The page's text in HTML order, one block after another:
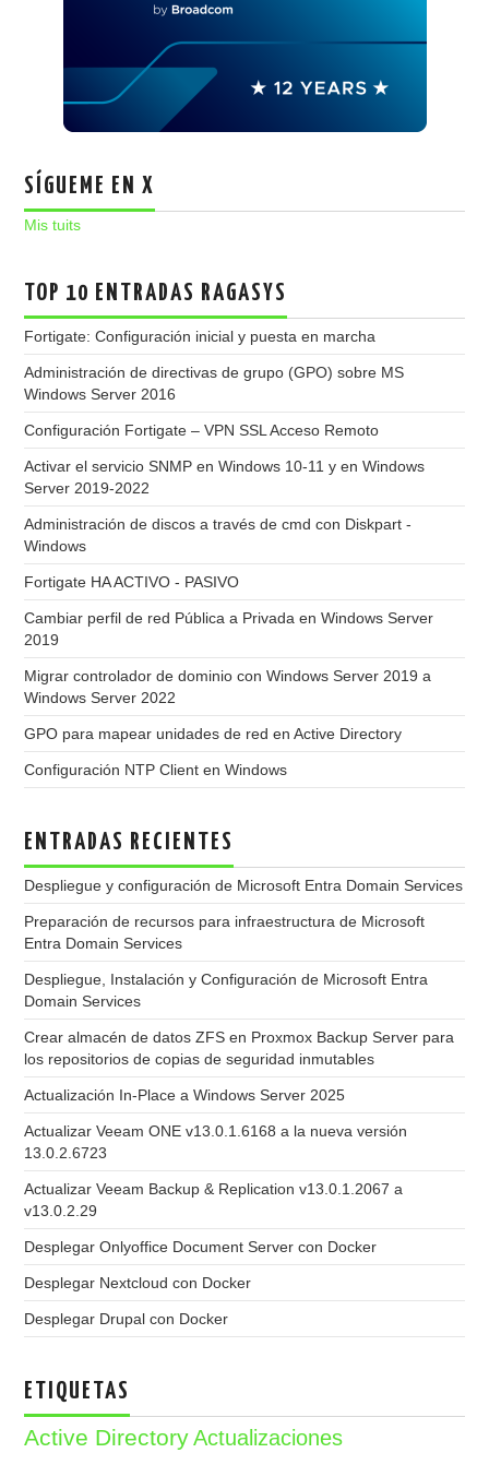
SÍGUEME EN X
Mis tuits
TOP 10 ENTRADAS RAGASYS
Fortigate: Configuración inicial y puesta en marcha
Administración de directivas de grupo (GPO) sobre MS
Windows Server 2016
Configuración Fortigate – VPN SSL Acceso Remoto
Activar el servicio SNMP en Windows 10-11 y en Windows
Server 2019-2022
Administración de discos a través de cmd con Diskpart -
Windows
Fortigate HA ACTIVO - PASIVO
Cambiar perfil de red Pública a Privada en Windows Server
2019
Migrar controlador de dominio con Windows Server 2019 a
Windows Server 2022
GPO para mapear unidades de red en Active Directory
Configuración NTP Client en Windows
ENTRADAS RECIENTES
Despliegue y configuración de Microsoft Entra Domain Services
Preparación de recursos para infraestructura de Microsoft
Entra Domain Services
Despliegue, Instalación y Configuración de Microsoft Entra
Domain Services
Crear almacén de datos ZFS en Proxmox Backup Server para
los repositorios de copias de seguridad inmutables
Actualización In-Place a Windows Server 2025
Actualizar Veeam ONE v13.0.1.6168 a la nueva versión
13.0.2.6723
Actualizar Veeam Backup & Replication v13.0.1.2067 a
v13.0.2.29
Desplegar Onlyoffice Document Server con Docker
Desplegar Nextcloud con Docker
Desplegar Drupal con Docker
ETIQUETAS
Active Directory Actualizaciones